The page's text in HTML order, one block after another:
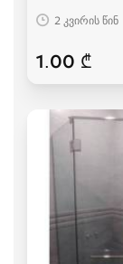
2 კვირის წინ
1.00 ₾